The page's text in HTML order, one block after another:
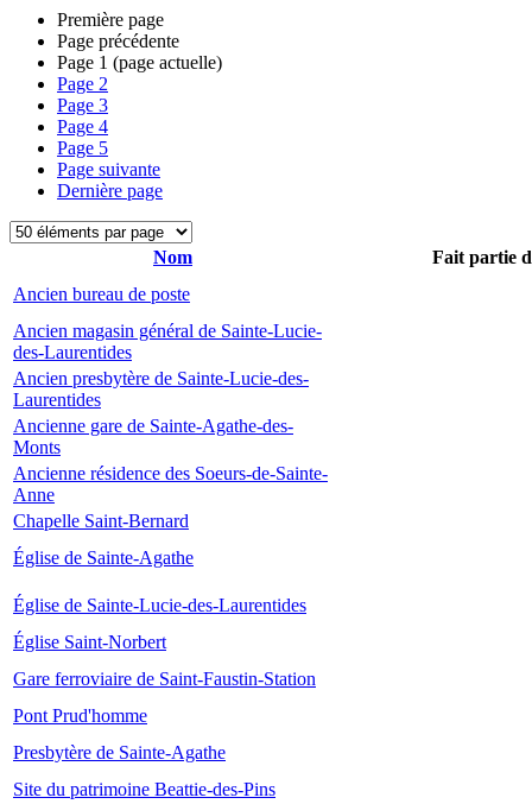
Première page
Page précédente
Page 1 (page actuelle)
Page 2
Page 3
Page 4
Page 5
Page suivante
Dernière page
Nom
Fait partie
Ancien bureau de poste
Ancien magasin général de Sainte-Lucie-
des-Laurentides
Ancien presbytère de Sainte-Lucie-des-
Laurentides
Ancienne gare de Sainte-Agathe-des-
Monts
Ancienne résidence des Soeurs-de-Sainte-
Anne
Chapelle Saint-Bernard
Église de Sainte-Agathe
Église de Sainte-Lucie-des-Laurentides
Église Saint-Norbert
Gare ferroviaire de Saint-Faustin-Station
Pont Prud'homme
Presbytère de Sainte-Agathe
Site du patrimoine Beattie-des-Pins